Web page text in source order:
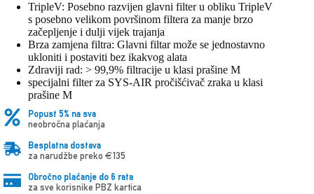
TripleV: Posebno razvijen glavni filter u obliku TripleV
s posebno velikom površinom filtera za manje brzo
začepljenje i dulji vijek trajanja
Brza zamjena filtra: Glavni filtar može se jednostavno
ukloniti i postaviti bez ikakvog alata
Zdraviji rad: > 99,9% filtracije u klasi prašine M
specijalni filter za SYS-AIR pročišćivač zraka u klasi
prašine M
Popust 5% na sva
neobročna plaćanja
Besplatna dostava
za narudžbe preko €135
Obročno plaćanje do 6 rata
za sve korisnike PBZ kartica